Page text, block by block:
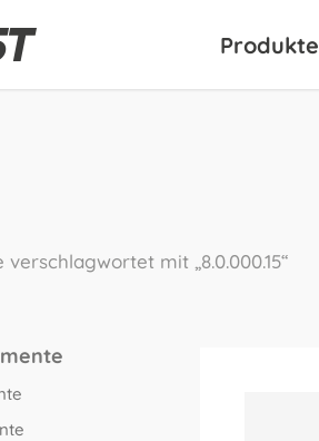
Produkte
verschlagwortet mit „8.0.000.15“